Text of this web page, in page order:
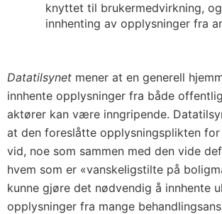
knyttet til brukermedvirkning,
innhenting av opplysninger fra
Datatilsynet mener at en generell
innhente opplysninger fra både
aktører kan være inngripende.
at den foreslåtte opplysningsplikten
vid, noe som sammen med den vide
hvem som er «vanskeligstilte på
kunne gjøre det nødvendig å innhente
opplysninger fra mange